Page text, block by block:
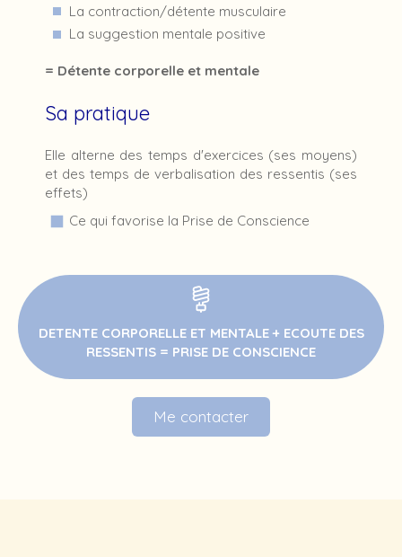
La contraction/détente musculaire
La suggestion mentale positive
= Détente corporelle et mentale
Sa pratique
Elle alterne des temps d'exercices (ses moyens)
et des temps de verbalisation des ressentis (ses
effets)
Ce qui favorise la Prise de Conscience
DETENTE CORPORELLE ET MENTALE + ECOUTE DES
RESSENTIS = PRISE DE CONSCIENCE
Me contacter